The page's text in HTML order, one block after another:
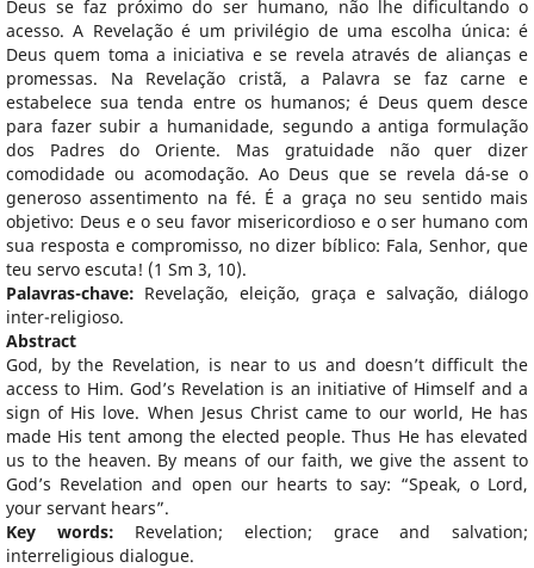
Deus se faz próximo do ser humano, não lhe dificultando o
acesso. A Revelação é um privilégio de uma escolha única: é
Deus quem toma a iniciativa e se revela através de alianças e
promessas. Na Revelação cristã, a Palavra se faz carne e
estabelece sua tenda entre os humanos; é Deus quem desce
para fazer subir a humanidade, segundo a antiga formulação
dos Padres do Oriente. Mas gratuidade não quer dizer
comodidade ou acomodação. Ao Deus que se revela dá-se o
generoso assentimento na fé. É a graça no seu sentido mais
objetivo: Deus e o seu favor misericordioso e o ser humano com
sua resposta e compromisso, no dizer bíblico: Fala, Senhor, que
teu servo escuta! (1 Sm 3, 10).
Palavras-chave: Revelação, eleição, graça e salvação, diálogo
inter-religioso.
Abstract
God, by the Revelation, is near to us and doesn’t difficult the
access to Him. God’s Revelation is an initiative of Himself and a
sign of His love. When Jesus Christ came to our world, He has
made His tent among the elected people. Thus He has elevated
us to the heaven. By means of our faith, we give the assent to
God’s Revelation and open our hearts to say: “Speak, o Lord,
your servant hears”.
Key words: Revelation; election; grace and salvation;
interreligious dialogue.